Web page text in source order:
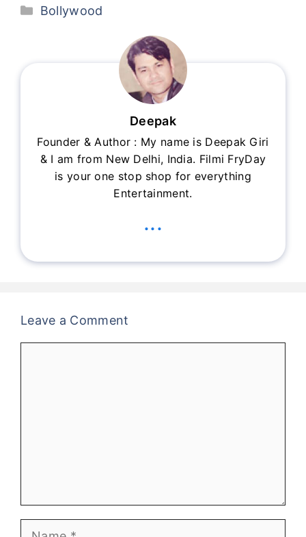
Categories
Bollywood
Deepak
Founder & Author : My name is Deepak Giri
& I am from New Delhi, India. Filmi FryDay
is your one stop shop for everything
Entertainment.
...
Leave a Comment
Name